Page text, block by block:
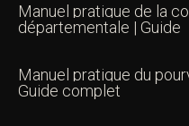
Manuel pratique de la
départementale | Guide
Manuel pratique du
Guide complet